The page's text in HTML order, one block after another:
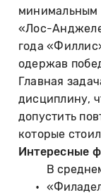
минимальным
«Лос-
года
одержав
Главная
дисциплину,
допустить
которые
Интересные
В